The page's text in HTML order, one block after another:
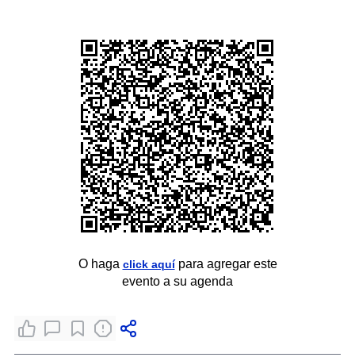
O haga click aquípara agregar este
evento a su agenda